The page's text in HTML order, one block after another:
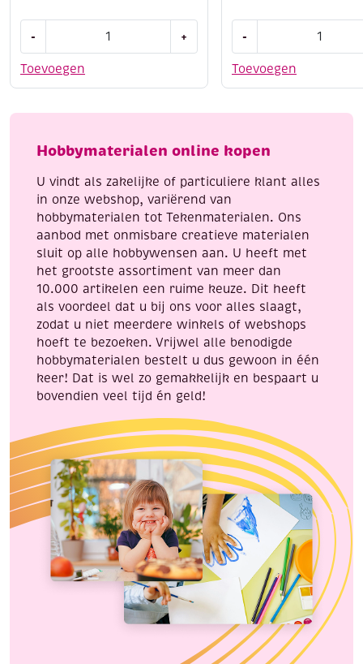
Toevoegen
-
meetlat,
30
aantal
+
Toevoegen
-
folie,
vel
Hobbymaterialen online kopen
U vindt als zakelijke of particuliere klant alles
in onze webshop, variërend van
hobbymaterialen tot Tekenmaterialen. Ons
aanbod met onmisbare creatieve materialen
sluit op alle hobbywensen aan. U heeft met
het grootste assortiment van meer dan
10.000 artikelen een ruime keuze. Dit heeft
als voordeel dat u bij ons voor alles slaagt,
zodat u niet meerdere winkels of webshops
hoeft te bezoeken. Vrijwel alle benodigde
hobbymaterialen bestelt u dus gewoon in één
keer! Dat is wel zo gemakkelijk en bespaart u
bovendien veel tijd én geld!